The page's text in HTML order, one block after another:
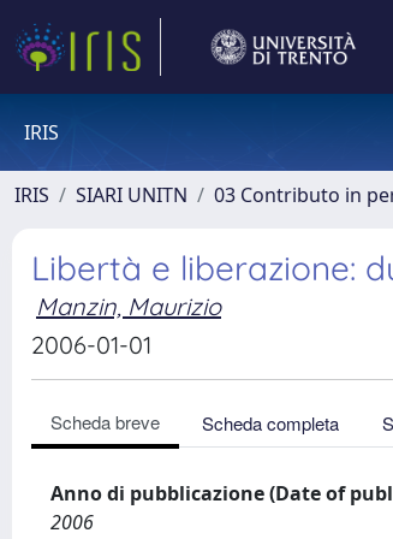
IRIS
IRIS SIARI UNITN 03 Contributo in
Libertà e liberazione:
Manzin, Maurizio
2006-01-01
Scheda breve Scheda completa
Anno di pubblicazione (Date of
2006